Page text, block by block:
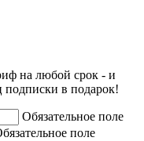
на любой срок - и
подписки в подарок!
Обязательное поле
поле